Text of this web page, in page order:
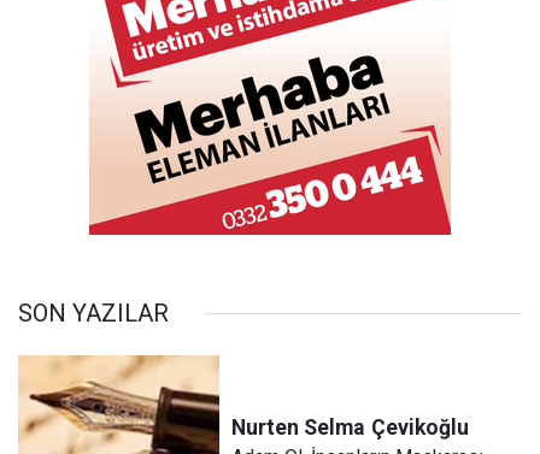
SON YAZILAR
Nurten Selma Çevikoğlu